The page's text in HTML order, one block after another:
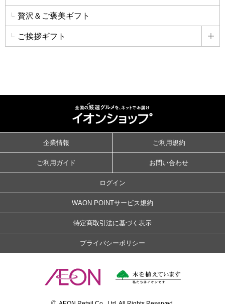
贅沢＆ご褒美ギフト
ご挨拶ギフト 詳
企業情報 ご利用規約
ご利用ガイド お問い合わせ
ログイン
WAON POINTサービス規約
特定商取引法に基づく表示
プライバシーポリシー